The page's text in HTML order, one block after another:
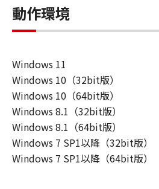
ソフトウェアの使用に付随ま
る直接的または間接的な損失
て、いかなる場合において
6.ユーザーは、日本国政府ま
より必要な許可等を得ること
ウェアの全部または一部を、
輸出してはなりません。
動作環境
Windows 11
Windows 10（32bit版）
Windows 10（64bit版）
Windows 8.1（32bit版）
Windows 8.1（64bit版）
Windows 7 SP1以降（32bit版）
Windows 7 SP1以降（64bit版）